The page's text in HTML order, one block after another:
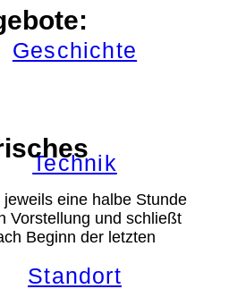
Geschichte
Technik
Standort
eine halbe Stunde
Vorstellung und schließt
Beginn der letzten